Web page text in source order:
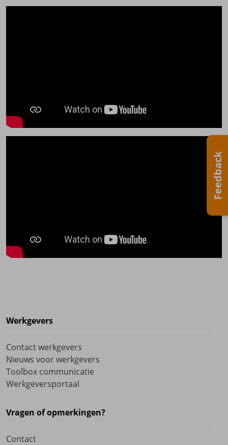
Werkgevers
Contact werkgevers
Nieuws voor werkgevers
Toolbox communicatie
Werkgeversportaal
Vragen of opmerkingen?
Contact
Feedback